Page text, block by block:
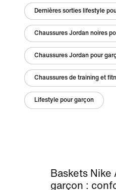
Dernières sorties lifestyle
Chaussures Jordan noires
Chaussures Jordan pour
Chaussures de training et
Lifestyle pour garçon
Baskets
garçon :